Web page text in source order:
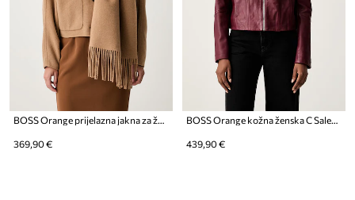
369,90 € 439,90 €